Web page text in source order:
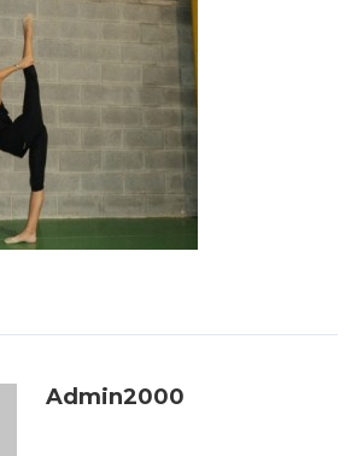
Admin2000